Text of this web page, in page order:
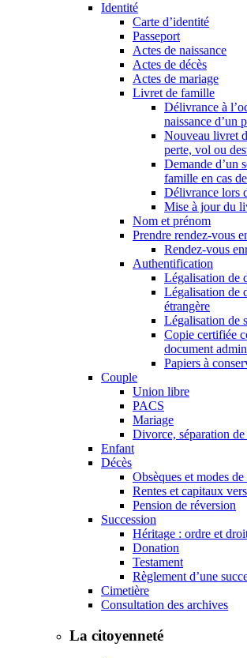
Identité
Carte d’identité
Passeport
Actes de naissance
Actes de décès
Actes de mariage
Livret de famille
Délivrance à
naissance d’un
Nouveau livret
perte, vol ou
Demande d’un
famille en cas
Délivrance lors
Mise à jour du
Nom et prénom
Prendre rendez-vous
Rendez-vous
Authentification
Légalisation de
Légalisation de
étrangère
Légalisation de
Copie certifiée
document
Papiers à
Couple
Union libre
PACS
Mariage
Divorce, séparation de
Enfant
Décès
Obsèques et modes
Rentes et capitaux
Pension de réversion
Succession
Héritage : ordre et
Donation
Testament
Règlement d’une
Cimetière
Consultation des archives
La citoyenneté